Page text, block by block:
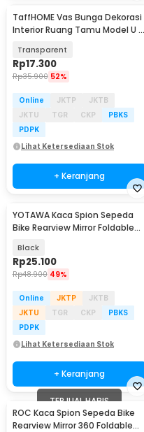
TaffHOME Vas Bunga Dekorasi
Interior Ruang Tamu Model U -
Transparent
Rp17.300
Rp35.900 52%
Online JKTP
JKTB
JKTU
TGR CKP
PBKS
PDPK
Lihat Ketersediaan Stok
+ Keranjang
YOTAWA Kaca Spion Sepeda
Bike Rearview Mirror Foldable
Black
Rp25.100
Rp48.900 49%
Online JKTP
JKTB
JKTU
TGR CKP
PBKS
PDPK
Lihat Ketersediaan Stok
+ Keranjang
TERJUAL HABIS
ROC Kaca Spion Sepeda Bike
Rearview Mirror 360 Foldable